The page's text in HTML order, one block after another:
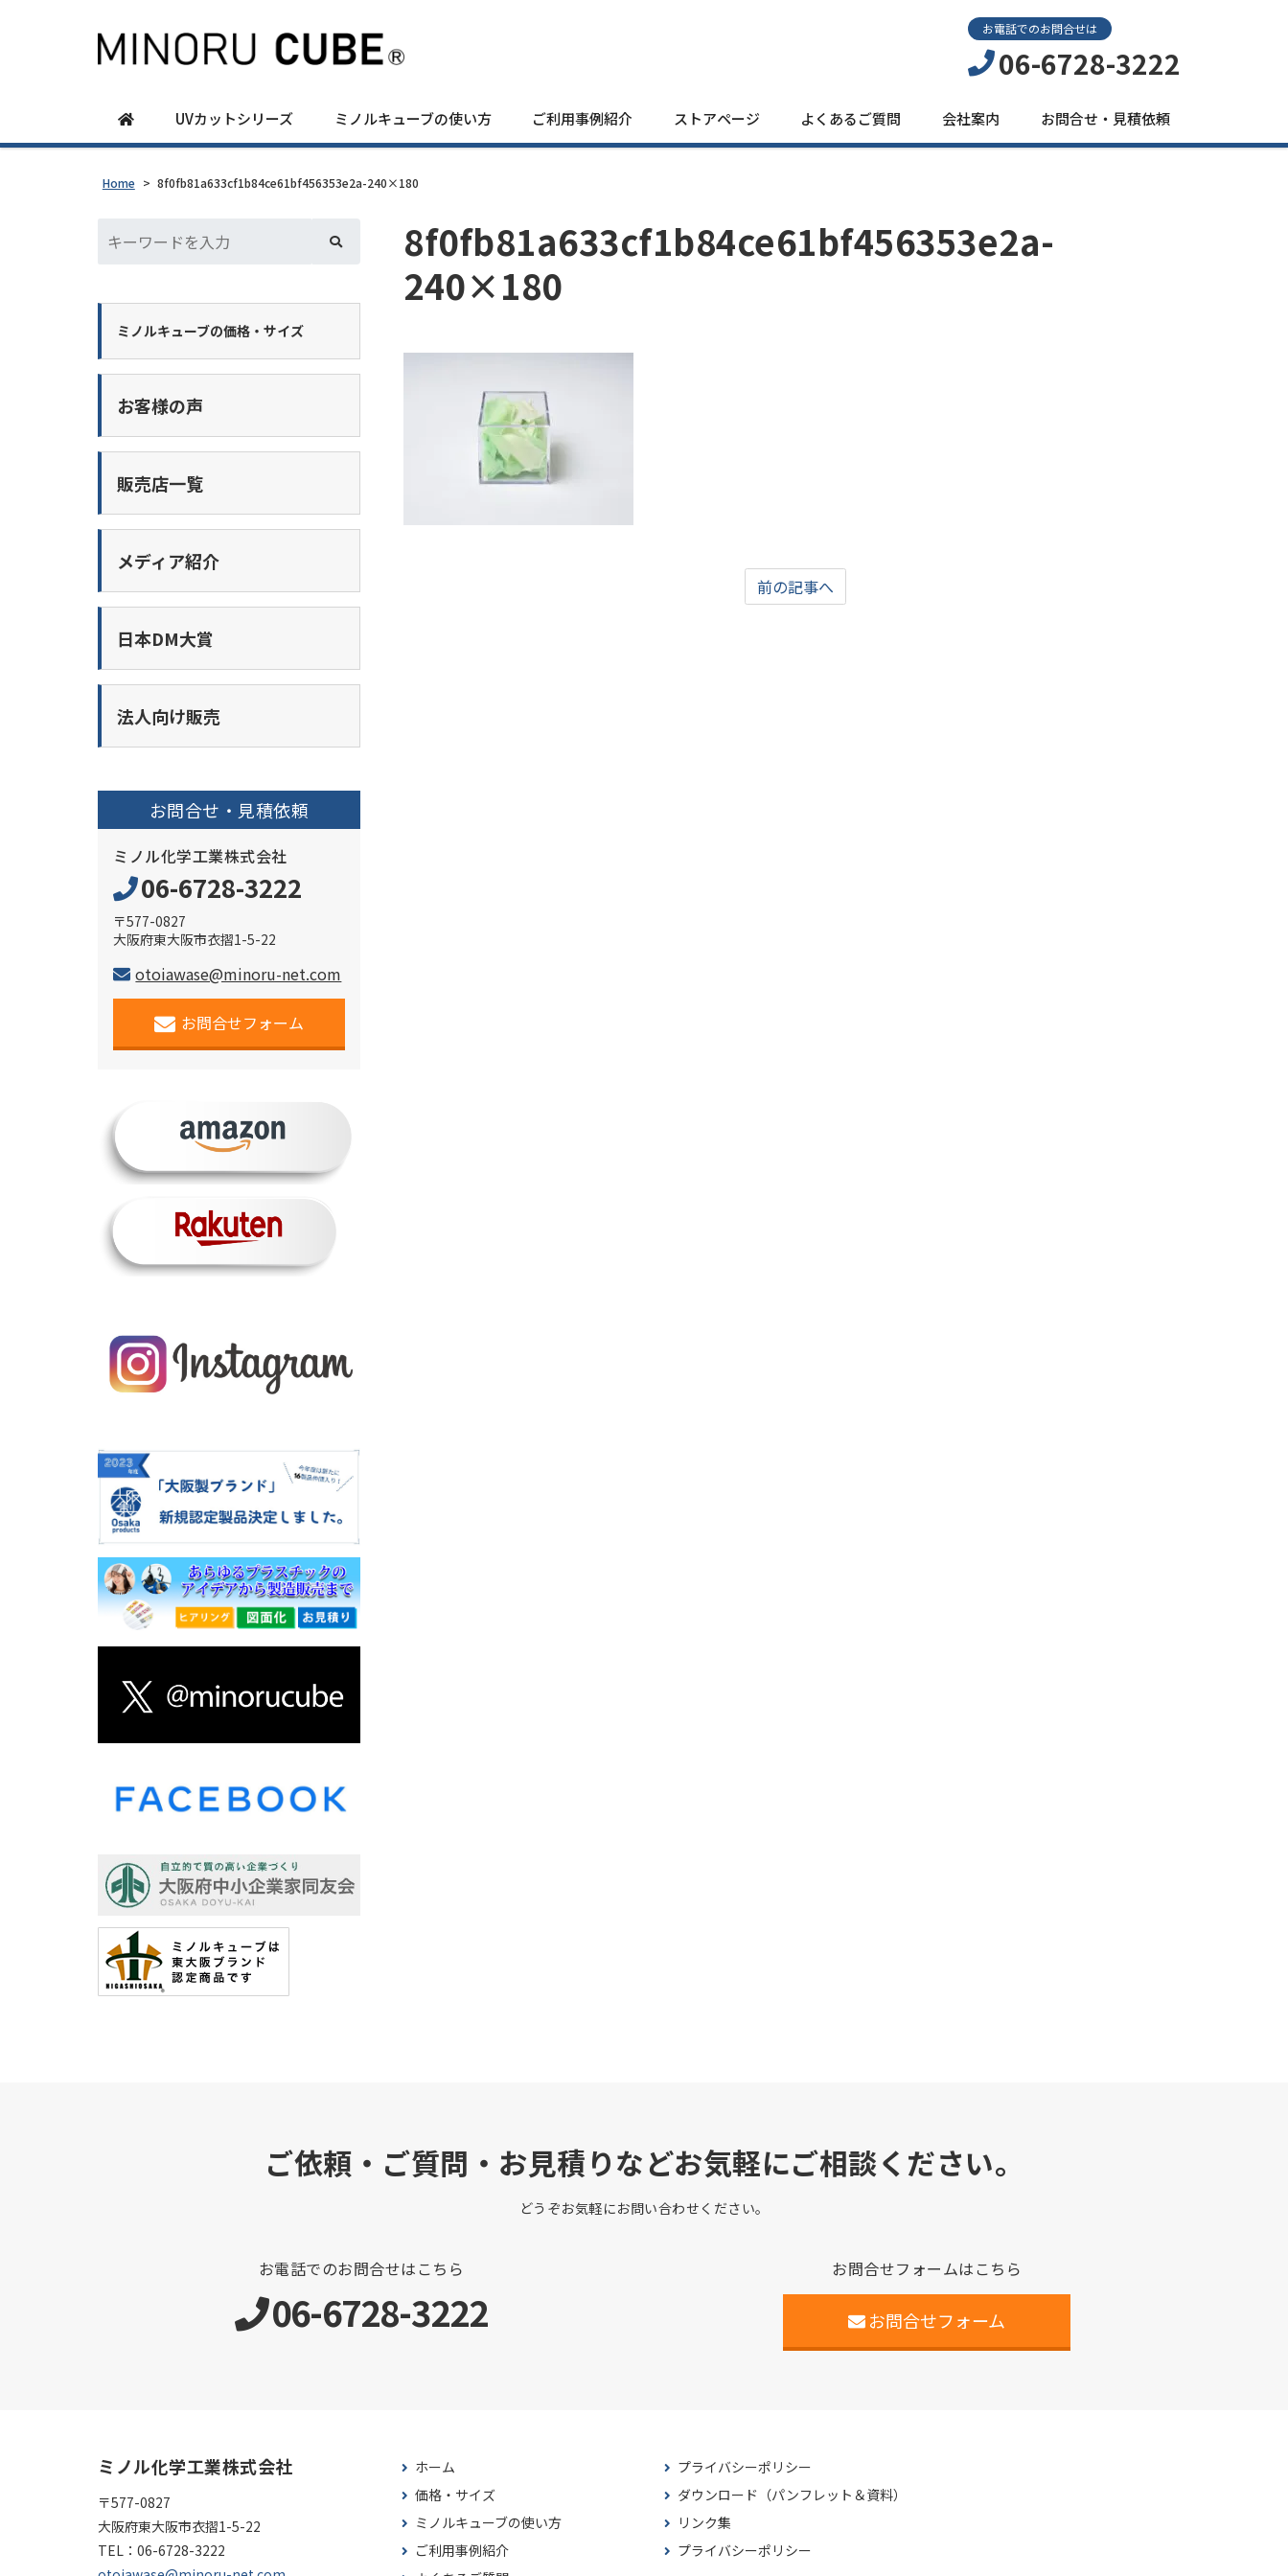
お電話でのお問合せは
06-6728-3222
UVカットシリーズ ミノルキューブの使い方 ご利用事例紹介 ストアページ よくあるご質問 会社案内 お問合せ・見積依頼
Home > 8f0fb81a633cf1b84ce61bf456353e2a-240×180
8f0fb81a633cf1b84ce61bf456353e2a-
240×180
前の記事へ
ミノルキューブの価格・サイズ
お客様の声
販売店一覧
メディア紹介
日本DM大賞
法人向け販売
お問合せ・見積依頼
ミノル化学工業株式会社
06-6728-3222
〒577-0827
大阪府東大阪市衣摺1-5-22
otoiawase@minoru-net.com
お問合せフォーム
ご依頼・ご質問・お見積りなどお気軽にご相談ください。
どうぞお気軽にお問い合わせください。
お電話でのお問合せはこちら
06-6728-3222
お問合せフォームはこちら
お問合せフォーム
ミノル化学工業株式会社
〒577-0827
大阪府東大阪市衣摺1-5-22
TEL： 06-6728-3222
ホーム
価格・サイズ
ミノルキューブの使い方
ご利用事例紹介
プライバシーポリシー
ダウンロード（パンフレット＆資料）
リンク集
プライバシーポリシー